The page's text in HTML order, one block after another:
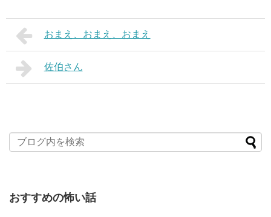
おまえ、おまえ、おまえ
佐伯さん
おすすめの怖い話